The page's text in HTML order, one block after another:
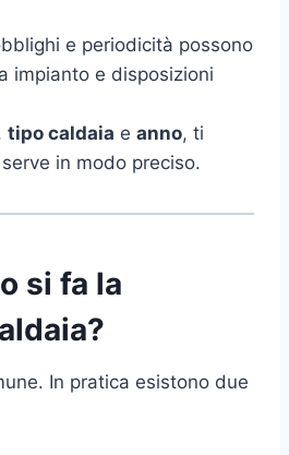
e periodicità possono
impianto e disposizioni
, tipo caldaia e anno, ti
in modo preciso.
si fa la
In pratica esistono due